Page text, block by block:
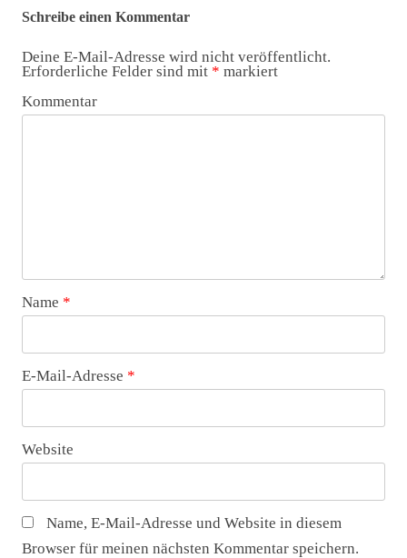
Schreibe einen Kommentar
Deine E-Mail-Adresse wird nicht veröffentlicht.
Erforderliche Felder sind mit * markiert
Kommentar
Name *
E-Mail-Adresse *
Website
Name, E-Mail-Adresse und Website in diesem
Browser für meinen nächsten Kommentar speichern.